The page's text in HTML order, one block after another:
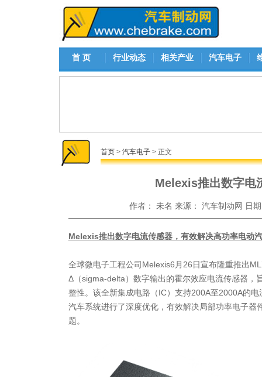
首 页 行业动态 相关产业 汽车电子
首页 > 汽车电子 > 正文
Melexis推出数字电
作者： 未名 来源： 汽车制动网 日
Melexis推出数字电流传感器，有效解决高功率电动
全球微电子工程公司Melexis6月26日宣布隆重推出
Δ（sigma-delta）数字输出的霍尔效应电流传感器，
整性。该全新集成电路（IC）支持200A至2000A的
汽车系统进行了深度优化，有效解决局部功率电子器
题。